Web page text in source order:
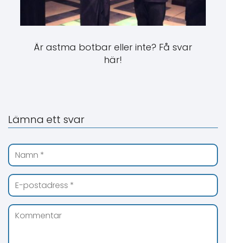
Är astma botbar eller inte? Få svar
här!
Lämna ett svar